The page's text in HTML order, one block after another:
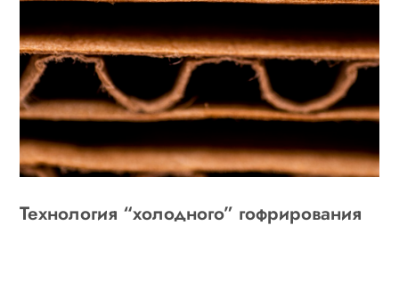
Технология “холодного” гофрирования